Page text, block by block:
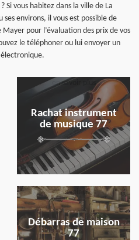
Si vous habitez dans la ville de La
environs, il vous est possible de
pour l’évaluation des prix de vos
le téléphoner ou lui envoyer un
Rachat instrument
de musique 77
en savoir plus
Débarras de maison
77
en savoir plus